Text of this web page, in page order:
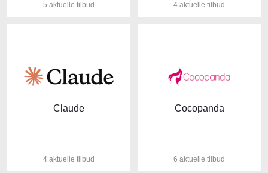
5 aktuelle tilbud 4 aktuelle tilbud
Claude
4 aktuelle tilbud
Cocopanda
6 aktuelle tilbud